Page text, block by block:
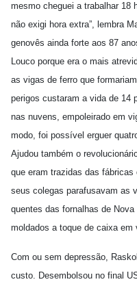
mesmo cheguei a trabalhar 18
não exigi hora extra”, lembra
genovês ainda forte aos 87
Louco porque era o mais
as vigas de ferro que
perigos custaram a vida de 14
nas nuvens, empoleirado em
modo, foi possível erguer
Ajudou também o
que eram trazidas das
seus colegas parafusavam as
quentes das fornalhas de
moldados a toque de caixa em
Com ou sem depressão,
custo. Desembolsou no final